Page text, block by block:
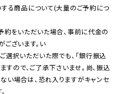
る商品について(大量のご予約につ
をいただいた場合、事前に代金の
ざいます。い
選択いただいた際でも、「銀行振込
すので、ご了承下さいませ。尚、振込
い場合は、恐れ入りますがキャンセ